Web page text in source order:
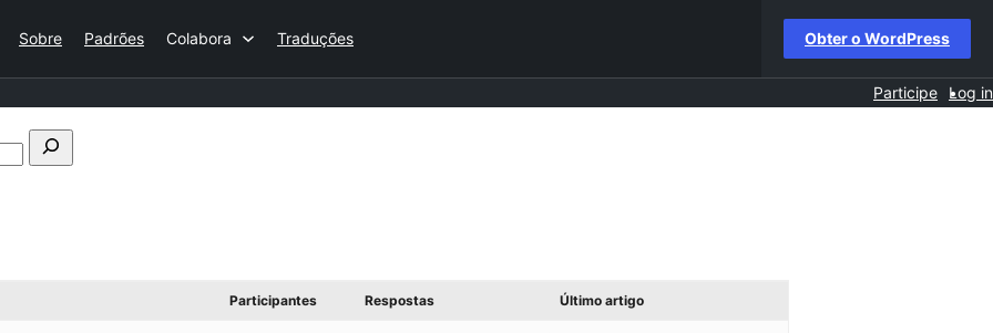
Sobre Padrões Colabora Traduções Obter o WordPress
Participe Log in
Pesquisar
Participantes Respostas Último artigo